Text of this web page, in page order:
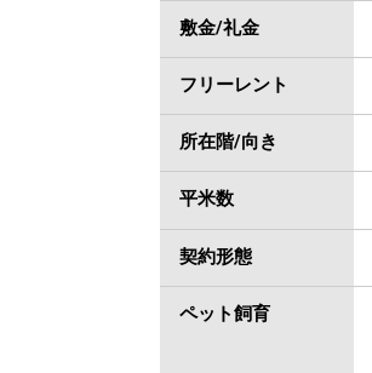
敷金/礼金
フリーレント
所在階/向き
平米数
契約形態
ペット飼育